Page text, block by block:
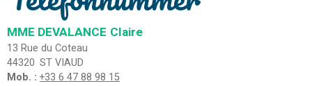
MME DEVALANCE Claire
13 Rue du Coteau
44320 ST VIAUD
Mob. : +33 6 47 88 98 15